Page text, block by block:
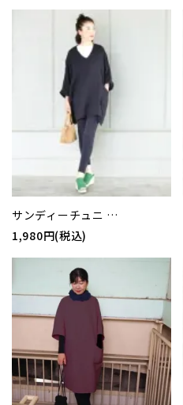
サンディーチュニ …
1,980円(税込)